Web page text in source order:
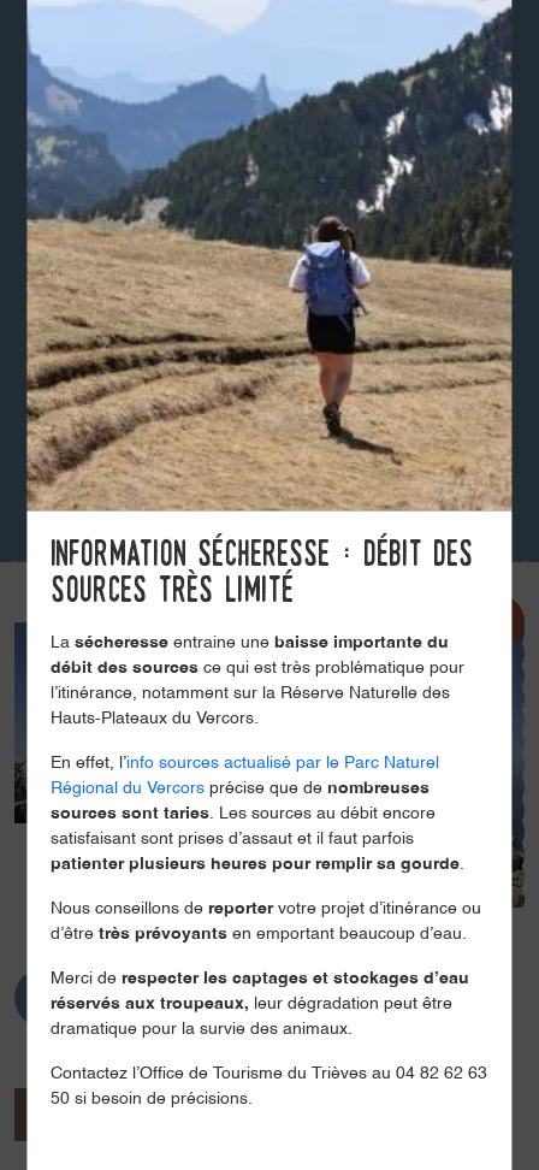
Information sécheresse : débit des
sources très limité
Lasécheresse entraine une baisse importante du
débit des sources ce qui est très problématique pour
l’itinérance, notamment sur la Réserve Naturelle des
Hauts-Plateaux du Vercors.
En effet, l’info sources actualisé par le Parc Naturel
Régional du Vercors précise que de nombreuses
sources sont taries. Les sources au débit encore
satisfaisant sont prises d’assaut et il faut parfois
patienter plusieurs heures pour remplir sa gourde.
Nous conseillons de reportervotre projet d’itinérance ou
d’êtretrès prévoyants en emportant beaucoup d’eau.
Merci de respecter les captages et stockages d’eau
réservés aux troupeaux, leur dégradation peut être
dramatique pour la survie des animaux.
Contactez l’Office de Tourisme du Trièves au 04 82 62 63
50 si besoin de précisions.